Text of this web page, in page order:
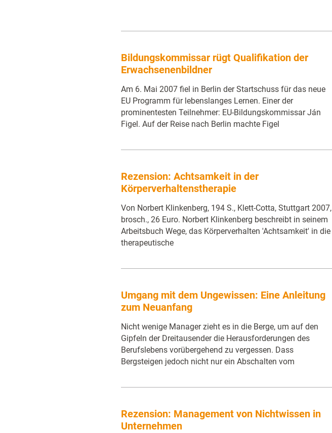
Bildungskommissar rügt Qualifikation der
Erwachsenenbildner
Am 6. Mai 2007 fiel in Berlin der Startschuss für das neue
EU Programm für lebenslanges Lernen. Einer der
prominentesten Teilnehmer: EU-Bildungskommissar Ján
Figel. Auf der Reise nach Berlin machte Figel
Rezension: Achtsamkeit in der
Körperverhaltenstherapie
Von Norbert Klinkenberg, 194 S., Klett-Cotta, Stuttgart 2007,
brosch., 26 Euro. Norbert Klinkenberg beschreibt in seinem
Arbeitsbuch Wege, das Körperverhalten 'Achtsamkeit' in die
therapeutische
Umgang mit dem Ungewissen: Eine Anleitung
zum Neuanfang
Nicht wenige Manager zieht es in die Berge, um auf den
Gipfeln der Dreitausender die Herausforderungen des
Berufslebens vorübergehend zu vergessen. Dass
Bergsteigen jedoch nicht nur ein Abschalten vom
Rezension: Management von Nichtwissen in
Unternehmen